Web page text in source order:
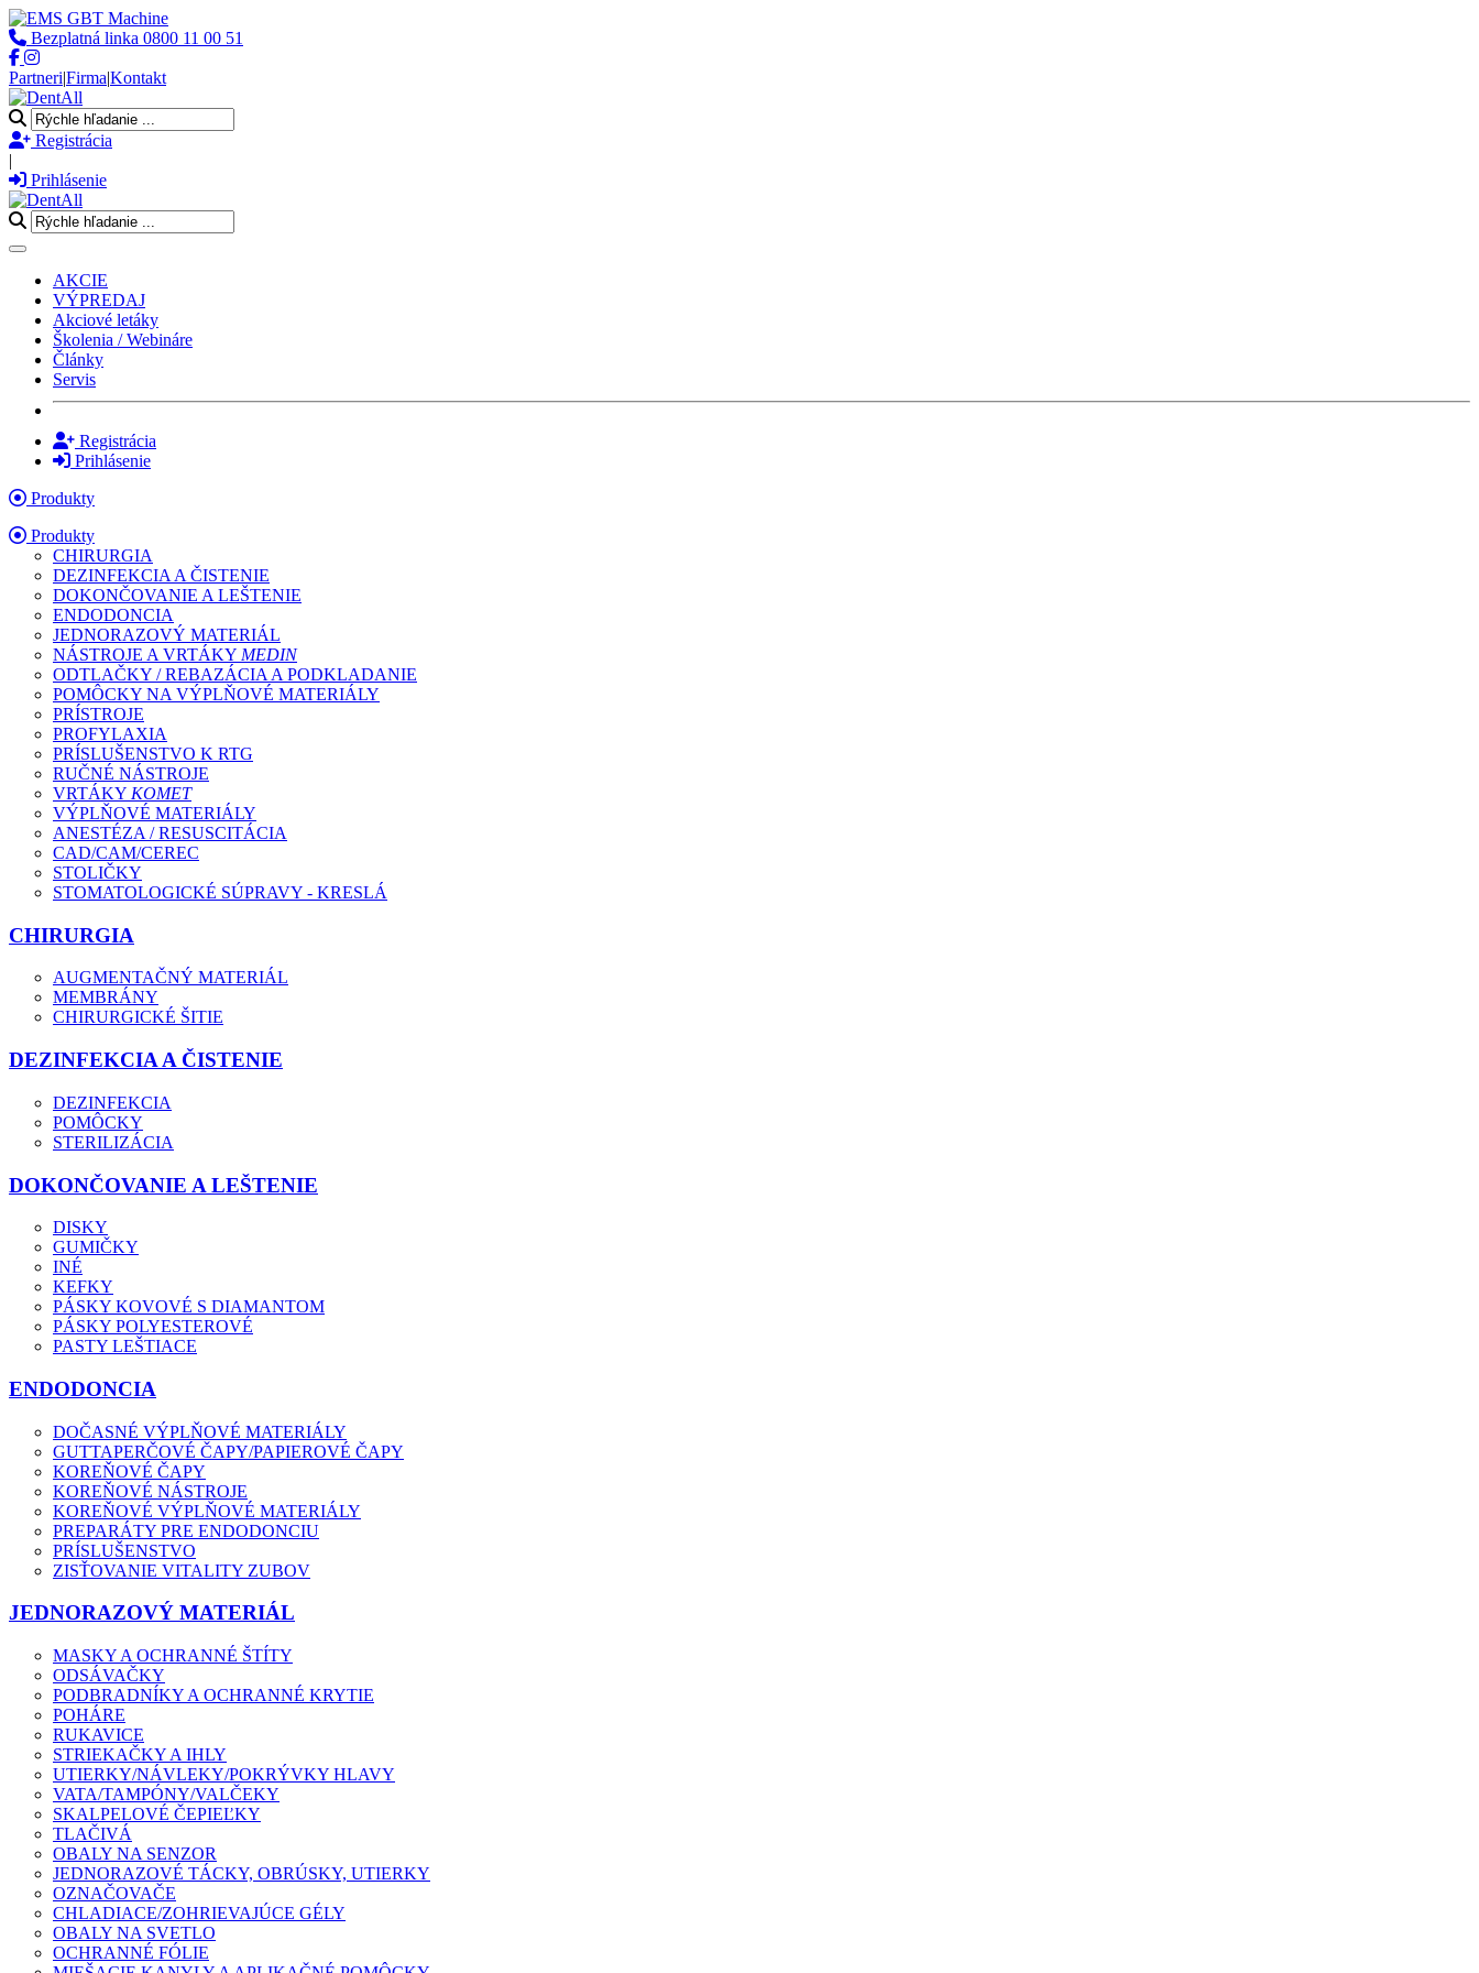
Bezplatná linka 0800 11 00 51
Partneri|Firma|Kontakt
Registrácia
|
Prihlásenie
Toggle navigation
AKCIE
VÝPREDAJ
Akciové letáky
Školenia / Webináre
Články
Servis
Registrácia
Prihlásenie
Produkty
Produkty
CHIRURGIA
DEZINFEKCIA A ČISTENIE
DOKONČOVANIE A LEŠTENIE
ENDODONCIA
JEDNORAZOVÝ MATERIÁL
NÁSTROJE A VRTÁKY MEDIN
ODTLAČKY / REBAZÁCIA A PODKLADANIE
POMÔCKY NA VÝPLŇOVÉ MATERIÁLY
PRÍSTROJE
PROFYLAXIA
PRÍSLUŠENSTVO K RTG
RUČNÉ NÁSTROJE
VRTÁKY KOMET
VÝPLŇOVÉ MATERIÁLY
ANESTÉZA / RESUSCITÁCIA
CAD/CAM/CEREC
STOLIČKY
STOMATOLOGICKÉ SÚPRAVY - KRESLÁ
CHIRURGIA
AUGMENTAČNÝ MATERIÁL
MEMBRÁNY
CHIRURGICKÉ ŠITIE
DEZINFEKCIA A ČISTENIE
DEZINFEKCIA
POMÔCKY
STERILIZÁCIA
DOKONČOVANIE A LEŠTENIE
DISKY
GUMIČKY
INÉ
KEFKY
PÁSKY KOVOVÉ S DIAMANTOM
PÁSKY POLYESTEROVÉ
PASTY LEŠTIACE
ENDODONCIA
DOČASNÉ VÝPLŇOVÉ MATERIÁLY
GUTTAPERČOVÉ ČAPY/PAPIEROVÉ ČAPY
KOREŇOVÉ ČAPY
KOREŇOVÉ NÁSTROJE
KOREŇOVÉ VÝPLŇOVÉ MATERIÁLY
PREPARÁTY PRE ENDODONCIU
PRÍSLUŠENSTVO
ZISŤOVANIE VITALITY ZUBOV
JEDNORAZOVÝ MATERIÁL
MASKY A OCHRANNÉ ŠTÍTY
ODSÁVAČKY
PODBRADNÍKY A OCHRANNÉ KRYTIE
POHÁRE
RUKAVICE
STRIEKAČKY A IHLY
UTIERKY/NÁVLEKY/POKRÝVKY HLAVY
VATA/TAMPÓNY/VALČEKY
SKALPELOVÉ ČEPIEĽKY
TLAČIVÁ
OBALY NA SENZOR
JEDNORAZOVÉ TÁCKY, OBRÚSKY, UTIERKY
OZNAČOVAČE
CHLADIACE/ZOHRIEVAJÚCE GÉLY
OBALY NA SVETLO
OCHRANNÉ FÓLIE